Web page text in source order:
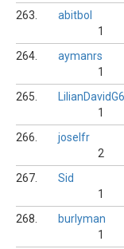
263.
abitbol
1
264.
aymanrs
1
265.
LilianDavidG6
1
266.
joselfr
2
267.
Sid
1
268.
burlyman
1